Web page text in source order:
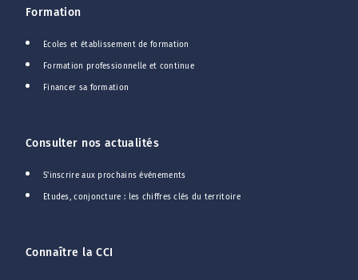
Formation
Ecoles et établissement de formation
Formation professionnelle et continue
Financer sa formation
Consulter nos actualités
S'inscrire aux prochains événements
Etudes, conjoncture : les chiffres clés du territoire
Connaître la CCI